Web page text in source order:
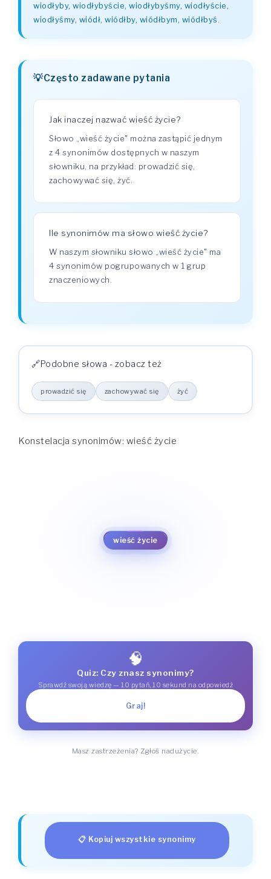
wiodłyby, wiodłybyście, wiodłybyśmy, wiodłyście,
wiodłyśmy, wiódł, wiódłby, wiódłbym, wiódłbyś
Często zadawane pytania
Jak inaczej nazwać wieść życie?
Słowo „wieść życie" można zastąpić jednym
z 4 synonimów dostępnych w naszym
słowniku, na przykład: prowadzić się,
zachowywać się, żyć.
Ile synonimów ma słowo wieść życie?
W naszym słowniku słowo „wieść życie" ma
4 synonimów pogrupowanych w 1 grup
znaczeniowych.
Podobne słowa - zobacz też
prowadzić się zachowywać się żyć
Konstelacja synonimów: wieść życie
wieść życie
prowadzić się
zachowywać się
żyć
🧠
Quiz: Czy znasz synonimy?
Sprawdź swoją wiedzę — 10 pytań, 10 sekund na odpowiedź
Graj!
Masz zastrzeżenia? Zgłoś nadużycie.
📋 Kopiuj wszystkie synonimy